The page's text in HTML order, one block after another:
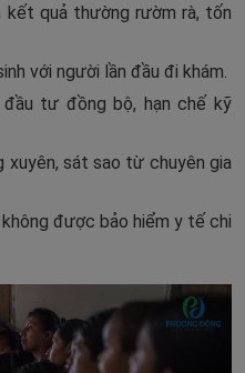
kết quả thường rườm rà, tốn
với người lần đầu đi khám.
tư đồng bộ, hạn chế kỹ
xuyên, sát sao từ chuyên gia
được bảo hiểm y tế chi